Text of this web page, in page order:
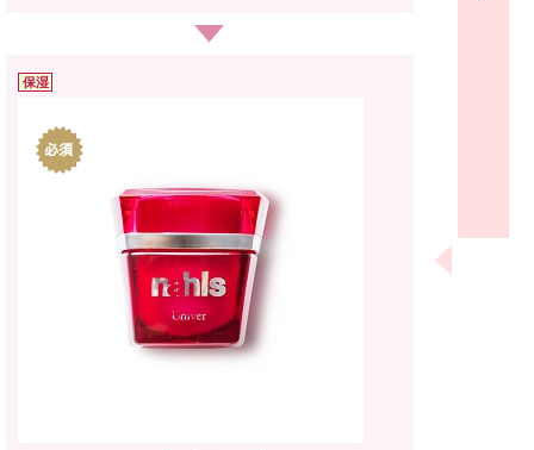
保湿